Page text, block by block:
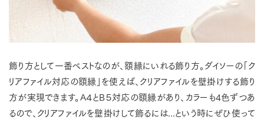
飾り方として一番ベストなのが、額縁にいれる飾り方。ダイソーの「ク
リアファイル対応の額縁」を使えば、クリアファイルを壁掛けする飾り
方が実現できます。A４とB５対応の額縁があり、カラーも4色ずつあ
るので、クリアファイルを壁掛けして飾るには...という時にぜひ使って